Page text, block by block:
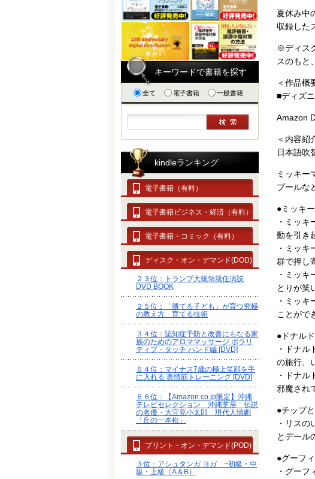
夏休み中
収録した
※ディス
スのもと
＜作品概
■ディズ
Amazon
＜内容紹
日本語吹
ミッキー
プールな
●ミッキ
・ミッ
動を引き
・ミッ
群で押し
・ミッ
とりが笑
・ミッ
ことがで
●ドナル
・ドナ
の旅行、
・ドナ
邪魔され
●チップ
・リス
とデール
●グーフ
・グー
キーワードで書籍を探す
全て 電子書籍 一般書籍
kindleランキング
電子書籍（有料）
電子書籍ビジネス・経済（有料）
電子書籍・コミック（有料）
ディスク・オン・デマンド(DOD)
２３位：トランプ大統領就任演説
DVD BOOK
２５位：「勝てる子ども」が育つ究極
の教え方 育てる技術
３４位：認知症予防と改善にもなる家
族のためのアロママッサージ ポラリ
ティブ・タッチ ハンド編 [DVD]
６４位：マイナス7歳の極上笑顔を手
に入れる 表情筋トレーニング [DVD]
６６位：【Amazon.co.jp限定】沖縄
テレビセレクション 沖縄芝居 伝説
の名優・大宜見小太郎 現代人情劇
「丘の一本松」
プリント・オン・デマンド(POD)
３位：アシュタンガ ヨガ ~初級・中
級・上級（A＆B）